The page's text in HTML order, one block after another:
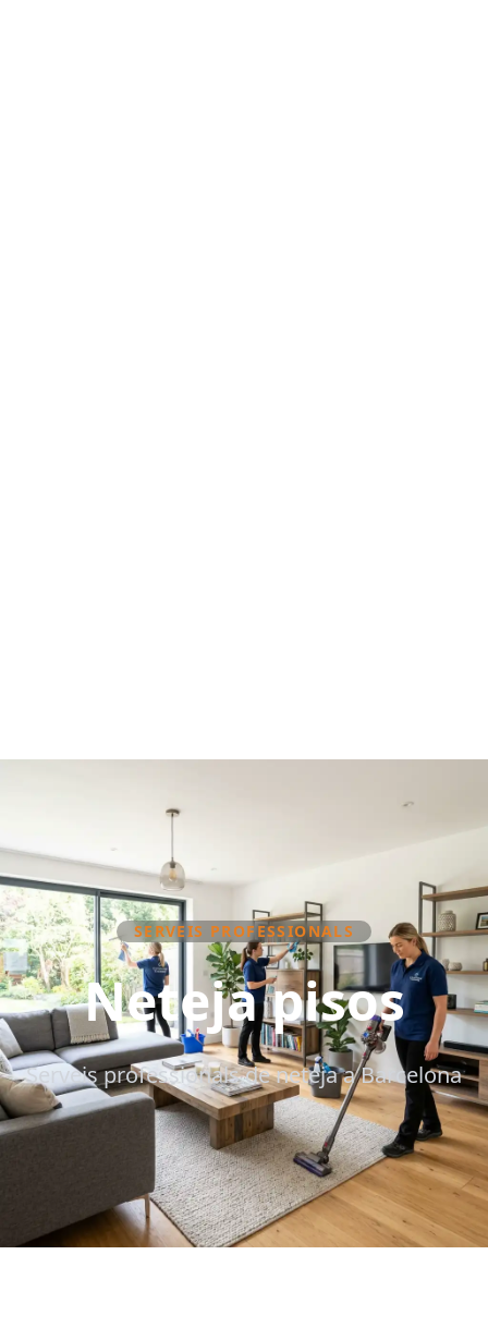
SERVEIS PROFESSIONALS
Neteja pisos
Serveis professionals de neteja a Barcelona